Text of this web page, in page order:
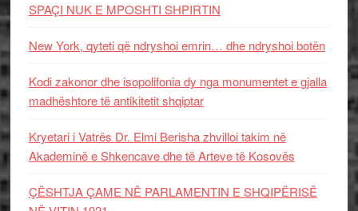
SPAÇI NUK E MPOSHTI SHPIRTIN
New York, qyteti që ndryshoi emrin… dhe ndryshoi botën
Kodi zakonor dhe isopolifonia dy nga monumentet e gjalla
madhështore të antikitetit shqiptar
Kryetari i Vatrës Dr. Elmi Berisha zhvilloi takim në
Akademinë e Shkencave dhe të Arteve të Kosovës
ÇËSHTJA ÇAME NË PARLAMENTIN E SHQIPËRISË